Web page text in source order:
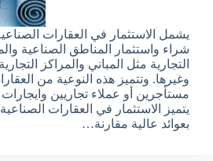
يشمل الاستثمار في العقارات
شراء واستثمار المناطق الصناعية
التجارية مثل المباني والمراكز
وغيرها. وتتميز هذه النوعية من
مستأجرين أو عملاء تجاريين وايجارات
يتميز الاستثمار في العقارات الصناعية
بعوائد عالية مقارنة…